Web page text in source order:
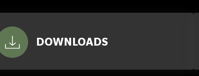
DOWNLOADS